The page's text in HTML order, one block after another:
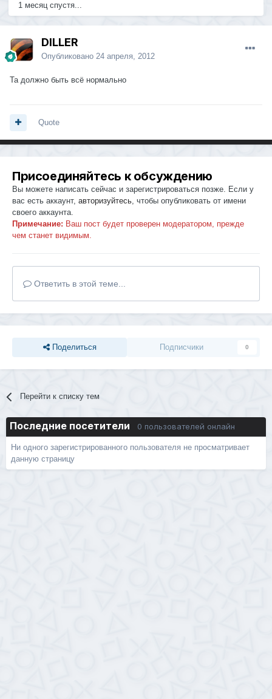
1 месяц спустя...
DILLER
Опубликовано 24 апреля, 2012
Та должно быть всё нормально
Quote
Присоединяйтесь к обсуждению
Вы можете написать сейчас и зарегистрироваться позже. Если у
вас есть аккаунт, авторизуйтесь, чтобы опубликовать от имени
своего аккаунта.
Примечание: Ваш пост будет проверен модератором, прежде
чем станет видимым.
Ответить в этой теме...
Поделиться Подписчики 0
Перейти к списку тем
Последние посетители 0 пользователей онлайн
Ни одного зарегистрированного пользователя не просматривает
данную страницу